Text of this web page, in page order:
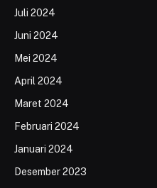
Juli 2024
Juni 2024
Mei 2024
April 2024
Maret 2024
Februari 2024
Januari 2024
Desember 2023